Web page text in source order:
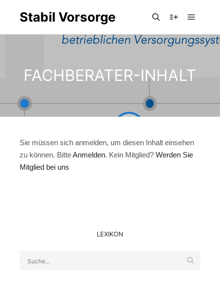
Stabil Vorsorge
FACHBERATER-INHALT
Sie müssen sich anmelden, um diesen Inhalt einsehen
zu können. BitteAnmelden. Kein Mitglied? Werden Sie
Mitglied bei uns
LEXIKON